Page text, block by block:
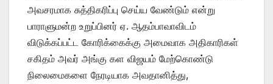
அவசரமாக சுத்திகரிப்பு செய்ய வேண்டும் என்று
பாராளுமன்ற உறுப்பினர் ஏ. ஆதம்பாவாவிடம்
விடுக்கப்பட்ட கோரிக்கைக்கு அமைவாக அதிகாரிகள்
சகிதம் அவர் அங்கு கள விஜயம் மேற்கொண்டு
நிலைமைகளை நேரடியாக அவதானித்து,